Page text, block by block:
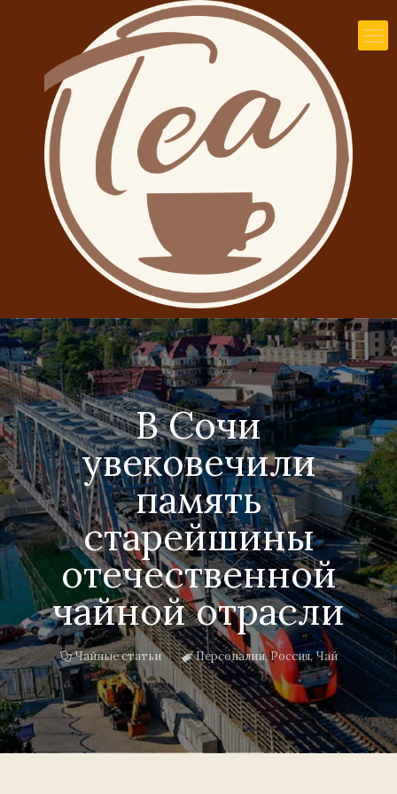
В Сочи
увековечили
память
старейшины
отечественной
чайной отрасли
Чайные статьи Персоналии,Россия,Чай